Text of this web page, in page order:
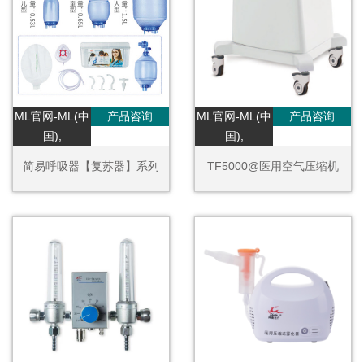
ML官网-ML(中
国),
产品咨询
简易呼吸器【复苏器】系列
ML官网-ML(中
国),
产品咨询
TF5000@医用空气压缩机